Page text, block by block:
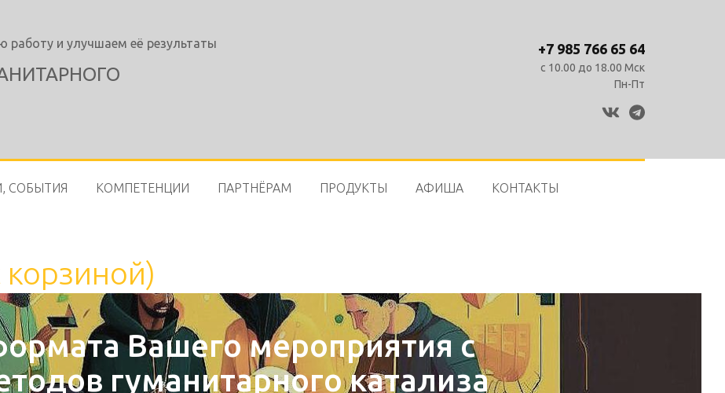
работу и улучшаем её результаты +7 985 766 65 64
с 10.00 до 18.00 Мск
Пн-Пт
vk telegram
СОБЫТИЯ КОМПЕТЕНЦИИ ПАРТНЁРАМ ПРОДУКТЫ АФИША КОНТАКТЫ
Вашего мероприятия с
гуманитарного катализа